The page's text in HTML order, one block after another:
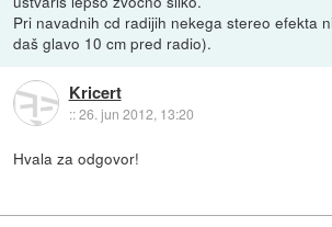
Pri navadnih cd radijih nekega stereo efekta
daš glavo 10 cm pred radio).
Kricert
::26. jun 2012, 13:20
Hvala za odgovor!